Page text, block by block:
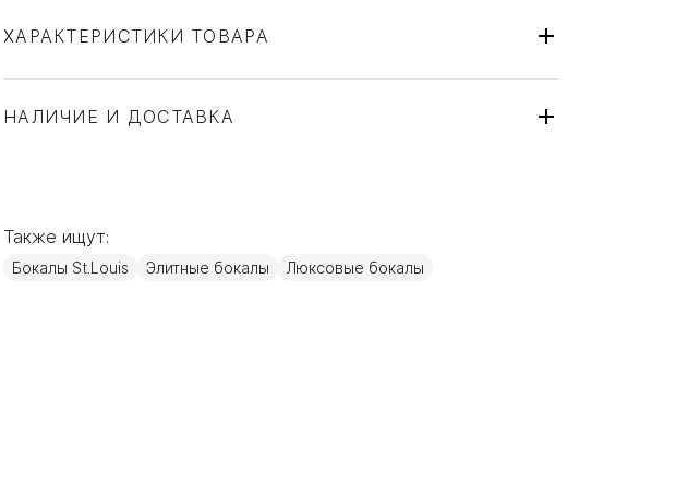
ХАРАКТЕРИСТИКИ ТОВАРА
Материал
Хрусталь
НАЛИЧИЕ И ДОСТАВКА
Также ищут:
Бокалы St.Louis Элитные бокалы Люксовые бокалы